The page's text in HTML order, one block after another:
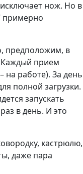
нож. Но в
примерно
предположим, в
Каждый прием
работе). За день
полной загрузки.
запускать
в день. И это
кастрюлю,
даже пара